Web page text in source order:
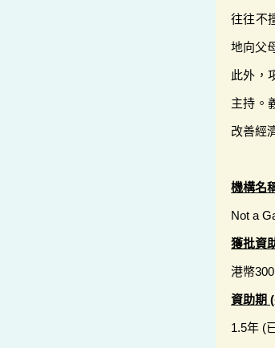
往往不
地向父
此外，
主持。
改善經
機構名
Not a
獲批資
港幣
資助期
1.5年 (